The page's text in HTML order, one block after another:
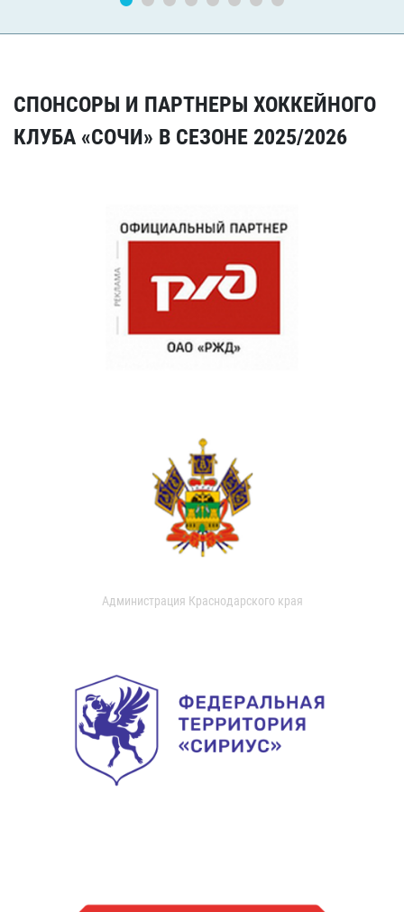
СПОНСОРЫ И ПАРТНЕРЫ ХОККЕЙНОГО
КЛУБА «СОЧИ» В СЕЗОНЕ 2025/2026
Администрация Краснодарского края